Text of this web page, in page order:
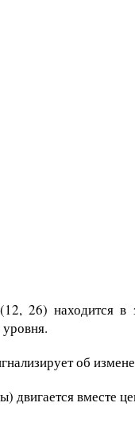
26) находится в
об
двигается вместе